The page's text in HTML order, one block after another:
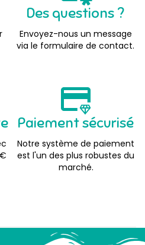
Des questions ?
Envoyez-nous un message
via le formulaire de contact.
Paiement sécurisé
Notre système de paiement
est l'un des plus robustes du
marché.